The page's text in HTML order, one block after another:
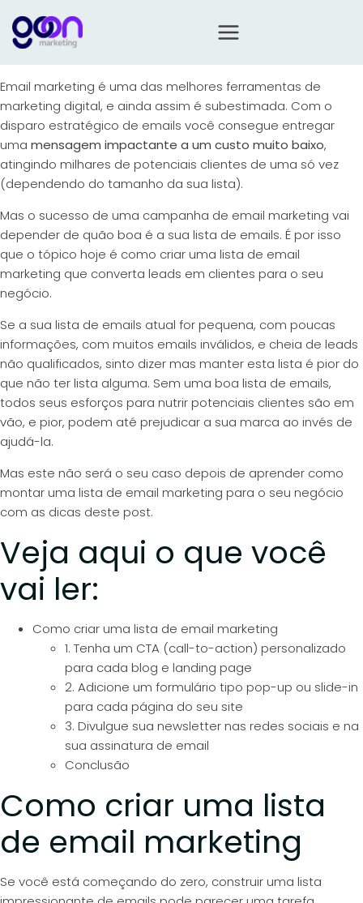
Email marketing é uma das melhores ferramentas de
marketing digital, e ainda assim é subestimada. Com o
disparo estratégico de emails você consegue entregar
uma mensagem impactante a um custo muito baixo,
atingindo milhares de potenciais clientes de uma só vez
(dependendo do tamanho da sua lista).
Mas o sucesso de uma campanha de email marketing vai
depender de quão boa é a sua lista de emails. É por isso
que o tópico hoje é como criar uma lista de email
marketing que converta leads em clientes para o seu
negócio.
Se a sua lista de emails atual for pequena, com poucas
informações, com muitos emails inválidos, e cheia de leads
não qualificados, sinto dizer mas manter esta lista é pior do
que não ter lista alguma. Sem uma boa lista de emails,
todos seus esforços para nutrir potenciais clientes são em
vão, e pior, podem até prejudicar a sua marca ao invés de
ajudá-la.
Mas este não será o seu caso depois de aprender como
montar uma lista de email marketing para o seu negócio
com as dicas deste post.
Veja aqui o que você
vai ler:
Como criar uma lista de email marketing
1. Tenha um CTA (call-to-action) personalizado
para cada blog e landing page
2. Adicione um formulário tipo pop-up ou slide-in
para cada página do seu site
3. Divulgue sua newsletter nas redes sociais e na
sua assinatura de email
Conclusão
Como criar uma lista
de email marketing
Se você está começando do zero, construir uma lista